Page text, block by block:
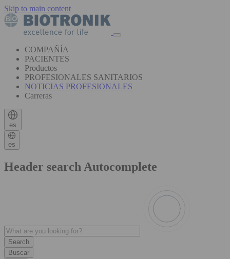
Skip to main content
COMPAÑÍA
PACIENTES
Productos
PROFESIONALES SANITARIOS
NOTICIAS PROFESIONALES
Carreras
es
es
Header search Autocomplete
Buscar